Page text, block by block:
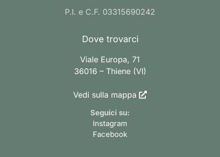
P.I. e C.F. 03315690242
Dove trovarci
Viale Europa, 71
36016 – Thiene (VI)
Vedi sulla mappa
Seguici su:
Instagram
Facebook